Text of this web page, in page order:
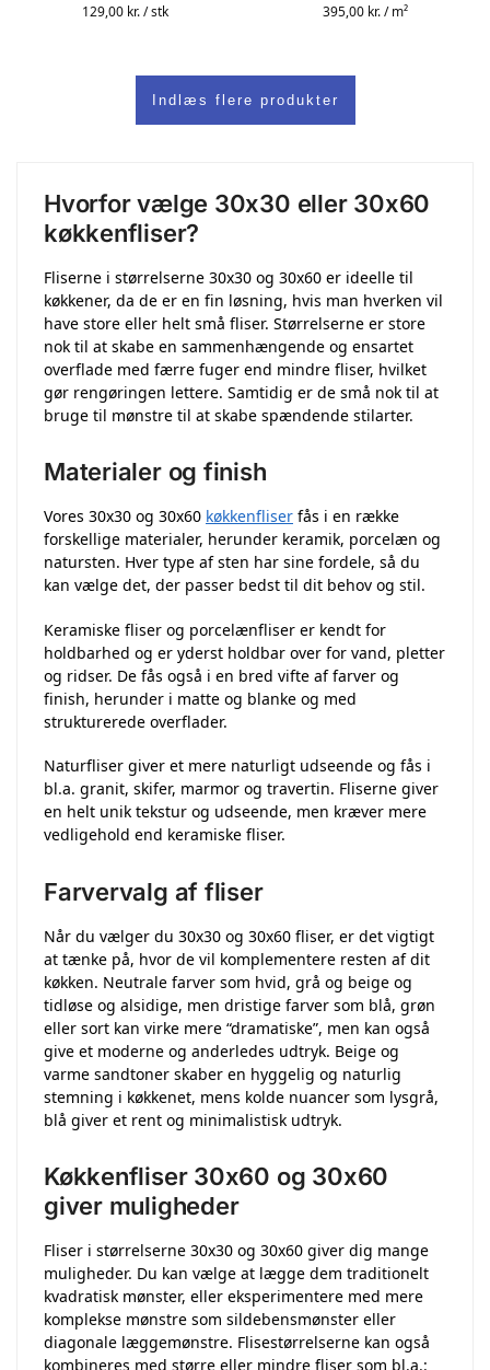
129,00 kr./ stk 395,00 kr. / m²
Indlæs flere produkter
Hvorfor vælge 30x30 eller 30x60
køkkenfliser?
Fliserne i størrelserne 30x30 og 30x60 er ideelle til
køkkener, da de er en fin løsning, hvis man hverken vil
have store eller helt små fliser. Størrelserne er store
nok til at skabe en sammenhængende og ensartet
overflade med færre fuger end mindre fliser, hvilket
gør rengøringen lettere. Samtidig er de små nok til at
bruge til mønstre til at skabe spændende stilarter.
Materialer og finish
Vores 30x30 og 30x60 køkkenfliser fås i en række
forskellige materialer, herunder keramik, porcelæn og
natursten. Hver type af sten har sine fordele, så du
kan vælge det, der passer bedst til dit behov og stil.
Keramiske fliser og porcelænfliser er kendt for
holdbarhed og er yderst holdbar over for vand, pletter
og ridser. De fås også i en bred vifte af farver og
finish, herunder i matte og blanke og med
strukturerede overflader.
Naturfliser giver et mere naturligt udseende og fås i
bl.a. granit, skifer, marmor og travertin. Fliserne giver
en helt unik tekstur og udseende, men kræver mere
vedligehold end keramiske fliser.
Farvervalg af fliser
Når du vælger du 30x30 og 30x60 fliser, er det vigtigt
at tænke på, hvor de vil komplementere resten af dit
køkken. Neutrale farver som hvid, grå og beige og
tidløse og alsidige, men dristige farver som blå, grøn
eller sort kan virke mere “dramatiske”, men kan også
give et moderne og anderledes udtryk. Beige og
varme sandtoner skaber en hyggelig og naturlig
stemning i køkkenet, mens kolde nuancer som lysgrå,
blå giver et rent og minimalistisk udtryk.
Køkkenfliser 30x60 og 30x60
giver muligheder
Fliser i størrelserne 30x30 og 30x60 giver dig mange
muligheder. Du kan vælge at lægge dem traditionelt
kvadratisk mønster, eller eksperimentere med mere
komplekse mønstre som sildebensmønster eller
diagonale læggemønstre. Flisestørrelserne kan også
kombineres med større eller mindre fliser som bl.a.: